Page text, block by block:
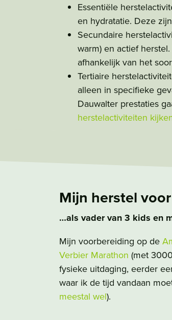
Essentiële
en hydratatie. Deze
Secundaire
warm) en actief
afhankelijk van het
Tertiaire
alleen in specifieke
Dauwalter prestaties
herstelactiviteiten
Mijn herstel
…als vader van 3 kids en
Mijn voorbereiding op de
Verbier Marathon (met
fysieke uitdaging, eerder
waar ik de tijd vandaan
meestal wel).